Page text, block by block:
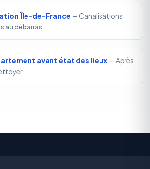
Île-de-France — Canalisations
au débarras.
avant état des lieux — Après